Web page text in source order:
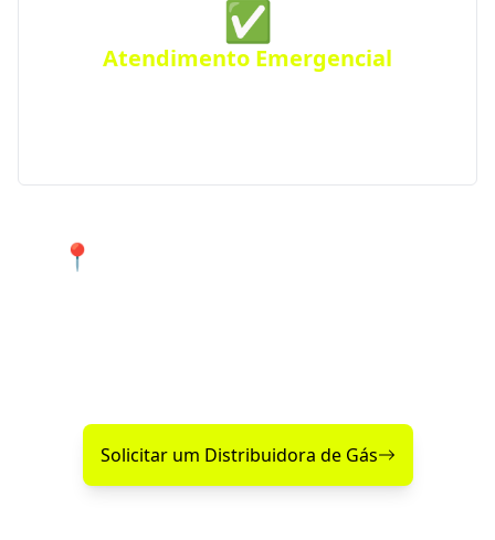
✅
Atendimento Emergencial
📍 Atendimento 24 horas nos
Solicitar um Distribuidora de Gás